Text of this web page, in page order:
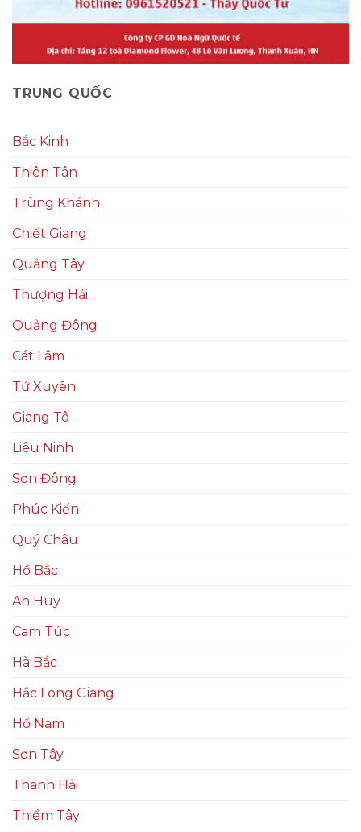
TRUNG QUỐC
Bắc Kinh
Thiên Tân
Trùng Khánh
Chiết Giang
Quảng Tây
Thượng Hải
Quảng Đông
Cát Lâm
Tứ Xuyên
Giang Tô
Liêu Ninh
Sơn Đông
Phúc Kiến
Quý Châu
Hồ Bắc
An Huy
Cam Túc
Hà Bắc
Hắc Long Giang
Hồ Nam
Sơn Tây
Thanh Hải
Thiểm Tây